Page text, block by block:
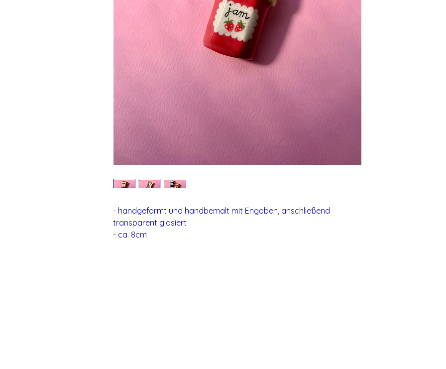
- handgeformt und handbemalt mit Engoben, anschließend
transparent glasiert
- ca. 8cm